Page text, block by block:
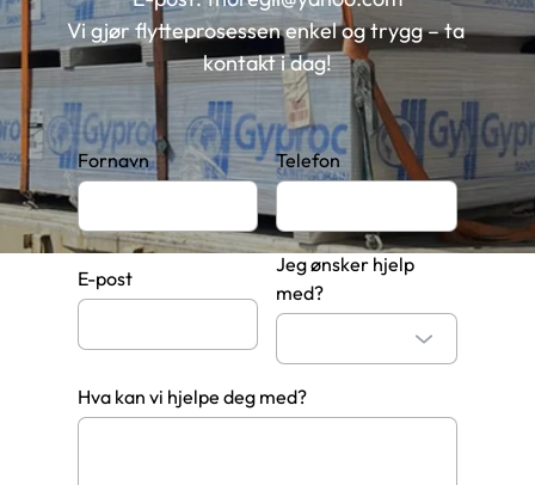
Vi gjør flytteprosessen enkel og trygg – ta
kontakt i dag!
Fornavn Telefon
E-post
Jeg ønsker hjelp
med?
Hva kan vi hjelpe deg med?